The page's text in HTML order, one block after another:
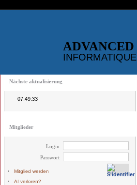
ADVANCED
INFORMATIQUE
Nächste aktualisierung
07:49:32
Mitglieder
Login
Passwort
Mitglied werden
AI verloren?